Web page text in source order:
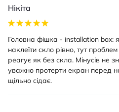
Нікіта
Головна фішка - installation box:
наклеїти скло рівно, тут
реагує як без скла. Мінусів не
уважно протерти екран перед
щільно сідає.